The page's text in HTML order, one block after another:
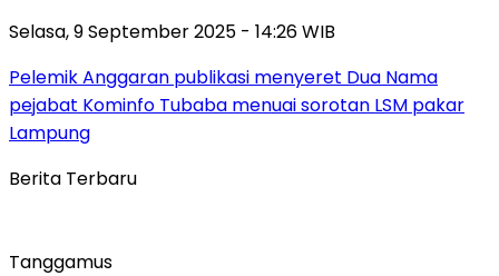
Selasa, 9 September 2025 - 14:26 WIB
Pelemik Anggaran publikasi menyeret Dua Nama
pejabat Kominfo Tubaba menuai sorotan LSM pakar
Lampung
Berita Terbaru
Tanggamus